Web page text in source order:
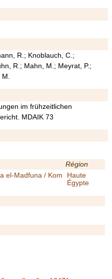
R.; Knoblauch, C.;
R.; Mahn, M.; Meyrat, P.;
im frühzeitlichen
MDAIK 73
Région
el-Madfuna / Kom
Haute
Égypte